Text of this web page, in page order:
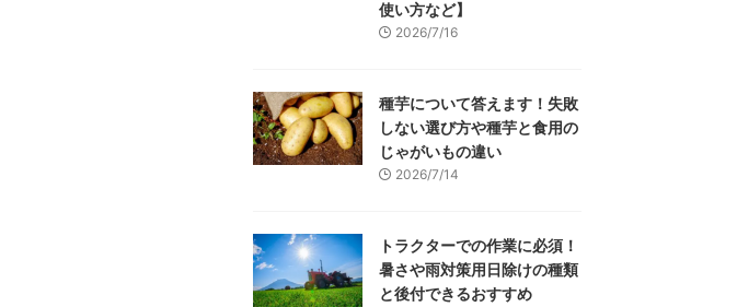
使い方など】
2026/7/16
種芋について答えます！失敗
しない選び方や種芋と食用の
じゃがいもの違い
2026/7/14
トラクターでの作業に必須！
暑さや雨対策用日除けの種類
と後付できるおすすめ